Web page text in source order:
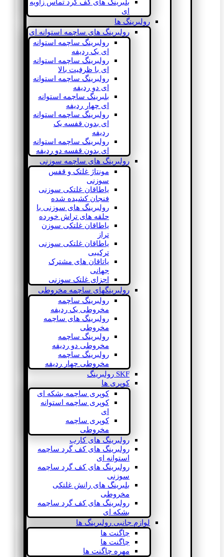
بلبرینگ های کف گرد تماس زاویه
ای
رولبرینگ ها
رولبرینگ های ساچمه استوانه ای
رولبرینگ ساچمه استوانه
ای یک ردیفه
رولبرینگ ساچمه استوانه
ای با ظرفیت بالا
رولبرینگ ساچمه استوانه
ای دو ردیفه
بلبرینگ ساچمه استوانه
ای چهار ردیفه
رولبرینگ ساچمه استوانه
ای بدون قفسه یک
ردیفه
رولبرینگ ساچمه استوانه
ای بدون قفسه دو ردیفه
رولبرینگ های ساچمه سوزنی
مونتاژ غلتک و قفس
سوزنی
یاطاقان غلتکی سوزنی
فنجان کشیده شده
رولبرینگ های سوزنی با
حلقه های تراش خورده
یاطاقان غلتکی سوزن
تراز
یاطاقان غلتکی سوزنی
ترکیبی
یاتاقان های مشترک
جهانی
اجزای غلتک سوزنی
رولبرینگهای ساچمه مخروطی
رولبرینگ ساچمه
مخروطی یک ردیفه
رولبرینگ های ساچمه
مخروطی
رولبرینگ ساچمه
مخروطی دو ردیفه
رولبرینگ ساچمه
مخروطی چهار ردیفه
SKF رولبرینگ
کوپری ها
کوپری ساچمه بشکه ای
کوپری ساچمه استوانه
ای
کوپری ساچمه
مخروطی
رولبرینگ های کارب
رولبرینگ های کف گرد ساچمه
استوانه ای
رولبرینگ های کف گرد ساچمه
سوزنی
بلبرینگ های رانش غلتکی
مخروطی
رولبرینگ های کف گرد ساچمه
بشکه ای
لوازم جانبی رولبرینگ ها
چاگنت ها
چاگنت ها
مهره چاگنت ها